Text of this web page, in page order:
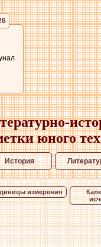
юного
История
измерения